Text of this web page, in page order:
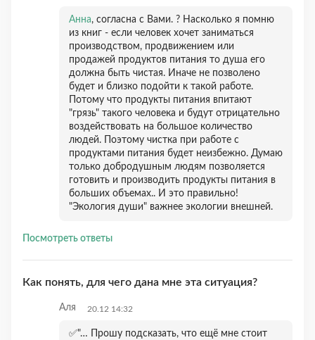
Анна, согласна с Вами. ? Насколько я помню
из книг - если человек хочет заниматься
производством, продвижением или
продажей продуктов питания то душа его
должна быть чистая. Иначе не позволено
будет и близко подойти к такой работе.
Потому что продукты питания впитают
"грязь" такого человека и будут отрицательно
воздействовать на большое количество
людей. Поэтому чистка при работе с
продуктами питания будет неизбежно. Думаю
только добродушным людям позволяется
готовить и производить продукты питания в
больших объемах.. И это правильно!
"Экология души" важнее экологии внешней.
Посмотреть ответы
Как понять, для чего дана мне эта ситуация?
Аля 20.12 14:32
✅"… Прошу подсказать, что ещё мне стоит